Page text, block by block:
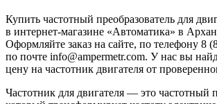
Купить частотный преобразователь для
в интернет-магазине «Автоматика» в
Оформляйте заказ на сайте, по телефону 8
по почте info@ampermetr.com. У нас вы
цену на частотник двигателя от
Частотник для двигателя — это частотный